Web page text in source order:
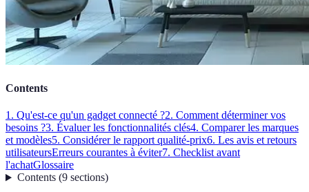
Contents
1. Qu'est-ce qu'un gadget connecté ?2. Comment déterminer vos
besoins ?3. Évaluer les fonctionnalités clés4. Comparer les marques
et modèles5. Considérer le rapport qualité-prix6. Les avis et retours
utilisateursErreurs courantes à éviter7. Checklist avant
l'achatGlossaire
Contents(9 sections)